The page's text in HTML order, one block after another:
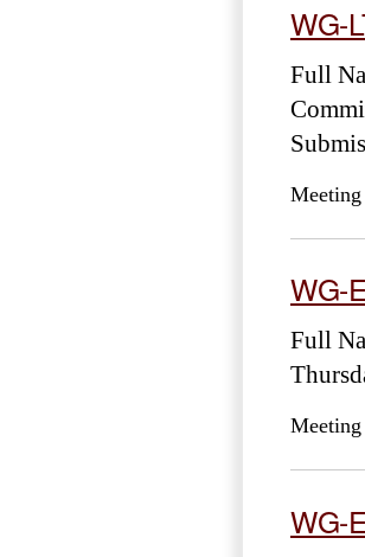
WG-
Full
Meeting
WG-
Full
Meeting
WG-